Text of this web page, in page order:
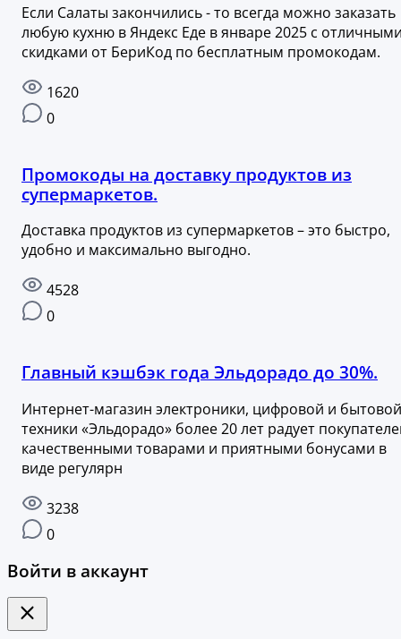
Если Салаты закончились - то всегда можно заказать
любую кухню в Яндекс Еде в январе 2025 с
скидками от БериКод по бесплатным промокодам.
1620
0
Промокоды на доставку продуктов из
супермаркетов.
Доставка продуктов из супермаркетов – это быстро,
удобно и максимально выгодно.
4528
0
Главный кэшбэк года Эльдорадо до 30%.
Интернет-магазин электроники, цифровой и бытовой
техники «Эльдорадо» более 20 лет радует
качественными товарами и приятными бонусами в
виде регулярн
3238
0
Войти в аккаунт